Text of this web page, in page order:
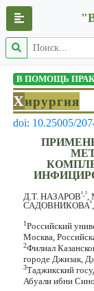
В ПОМОЩЬ
Хирургия
doi: 10.25005/
Д.Т. НАЗАРОВ¹,²,
САДОВНИКОВА¹
1Российский
Москва,
2Филиал
городе Джизак,
3Таджикский
Абуали ибни